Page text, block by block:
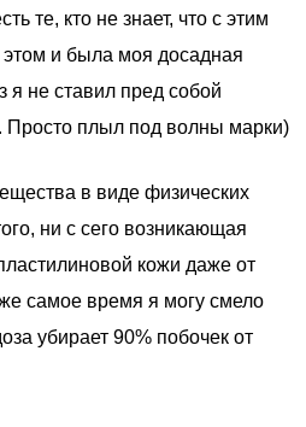
те, кто не знает, что с этим
и была моя досадная
я не ставил пред собой
Просто плыл под волны марки)
в виде физических
ни с сего возникающая
кожи даже от
самое время я могу смело
убирает 90% побочек от